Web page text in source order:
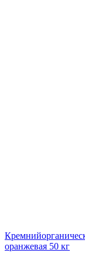
оранжевая 50 кг